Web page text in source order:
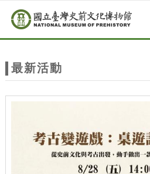
站
主
跳到主要內容
網站導覽
最新活動